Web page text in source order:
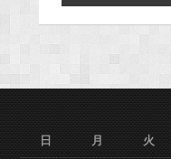
日
月 火